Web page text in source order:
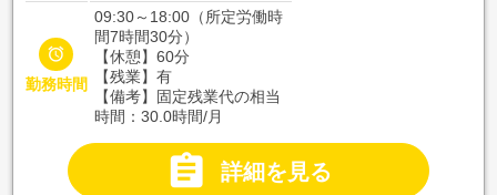

勤務時間
09:30～18:00（所定労働時
間7時間30分）
【休憩】60分
【残業】有
【備考】固定残業代の相当
時間：30.0時間/月
 詳細を見る